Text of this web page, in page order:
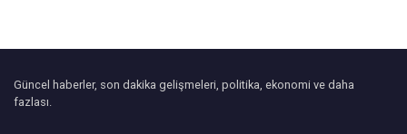
Güncel haberler, son dakika gelişmeleri, politika, ekonomi ve daha
fazlası.